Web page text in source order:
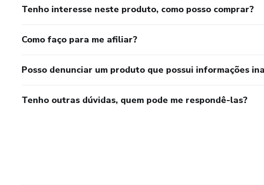
Tenho interesse neste produto, como posso comprar?
Como faço para me afiliar?
Posso denunciar um produto que possui informações
Tenho outras dúvidas, quem pode me respondê-las?